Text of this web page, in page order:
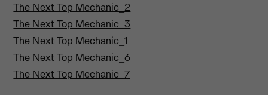
The Next Top Mechanic_2
The Next Top Mechanic_3
The Next Top Mechanic_1
The Next Top Mechanic_6
The Next Top Mechanic_7